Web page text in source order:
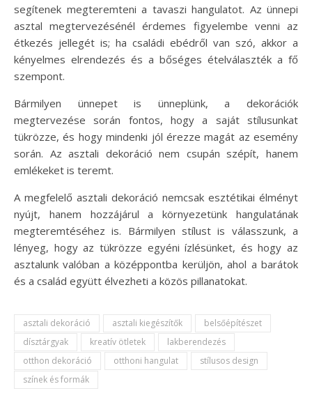
segítenek megteremteni a tavaszi hangulatot. Az ünnepi
asztal megtervezésénél érdemes figyelembe venni az
étkezés jellegét is; ha családi ebédről van szó, akkor a
kényelmes elrendezés és a bőséges ételválaszték a fő
szempont.
Bármilyen ünnepet is ünneplünk, a dekorációk
megtervezése során fontos, hogy a saját stílusunkat
tükrözze, és hogy mindenki jól érezze magát az esemény
során. Az asztali dekoráció nem csupán szépít, hanem
emlékeket is teremt.
A megfelelő asztali dekoráció nemcsak esztétikai élményt
nyújt, hanem hozzájárul a környezetünk hangulatának
megteremtéséhez is. Bármilyen stílust is válasszunk, a
lényeg, hogy az tükrözze egyéni ízlésünket, és hogy az
asztalunk valóban a középpontba kerüljön, ahol a barátok
és a család együtt élvezheti a közös pillanatokat.
asztali dekoráció asztali kiegészítők
belsőépítészet
dísztárgyak
kreatív ötletek
lakberendezés
otthon dekoráció
otthoni hangulat
stílusos design
színek és formák